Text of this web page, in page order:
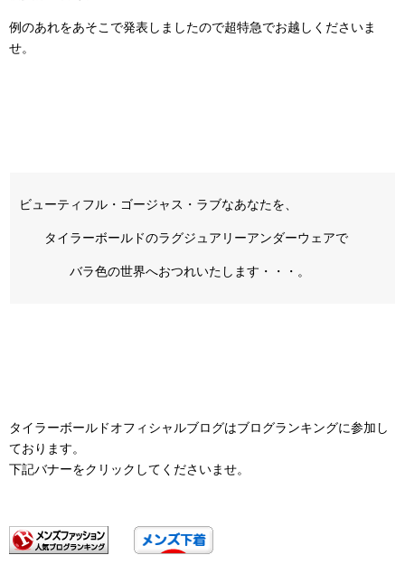
例のあれをあそこで発表しましたので超特急でお越しくださいま
せ。
ビューティフル・ゴージャス・ラブなあなたを、
タイラーボールドのラグジュアリーアンダーウェアで
バラ色の世界へおつれいたします・・・。
タイラーボールドオフィシャルブログはブログランキングに参加し
ております。
下記バナーをクリックしてくださいませ。